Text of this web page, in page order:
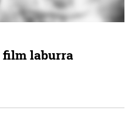
film laburra